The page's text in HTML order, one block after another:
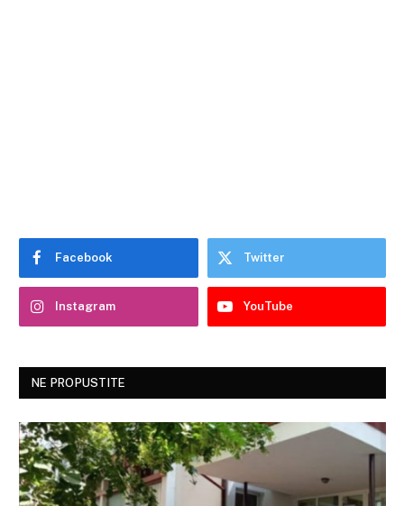
Facebook Twitter
Instagram YouTube
NE PROPUSTITE